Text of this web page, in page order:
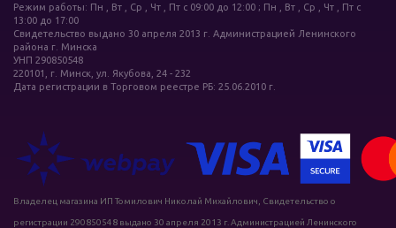
Режим работы: Пн , Вт , Ср , Чт , Пт c 09:00 до 12:00 ; Пн , Вт , Ср , Чт , Пт c
13:00 до 17:00
Свидетельство выдано 30 апреля 2013 г. Администрацией Ленинского
района г. Минска
УНП 290850548
220101, г. Минск, ул. Якубова, 24 - 232
Дата регистрации в Торговом реестре РБ: 25.06.2010 г.
Владелец магазина ИП Томилович Николай Михайлович, Свидетельство о
регистрации 290850548 выдано 30 апреля 2013 г. Администрацией Ленинского